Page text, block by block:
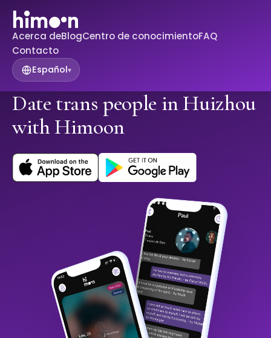
Acerca deBlogCentro de conocimientoFAQ
Contacto
Español▾
Date trans people in Huizhou
with Himoon